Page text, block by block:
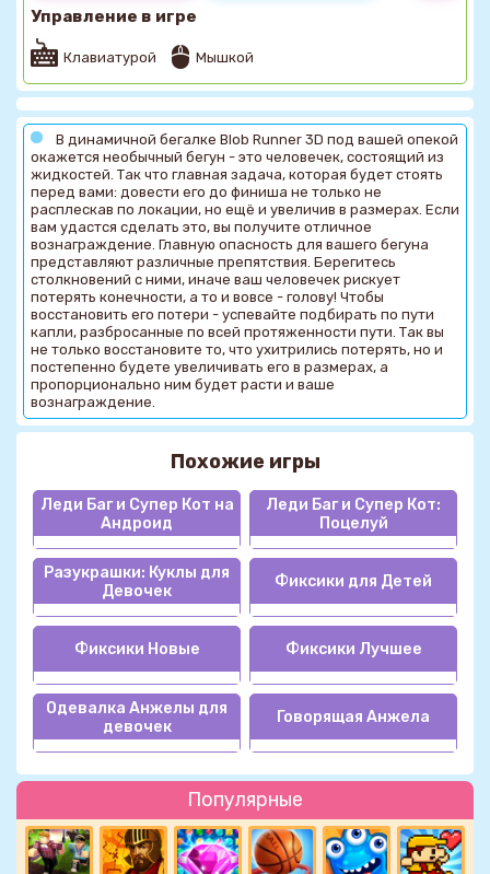
Популярные
Управление в игре
Клавиатурой Мышкой
В динамичной бегалке Blob Runner 3D под вашей опекой
окажется необычный бегун - это человечек, состоящий из
жидкостей. Так что главная задача, которая будет стоять
перед вами: довести его до финиша не только не
расплескав по локации, но ещё и увеличив в размерах. Если
вам удастся сделать это, вы получите отличное
вознаграждение. Главную опасность для вашего бегуна
представляют различные препятствия. Берегитесь
столкновений с ними, иначе ваш человечек рискует
потерять конечности, а то и вовсе - голову! Чтобы
восстановить его потери - успевайте подбирать по пути
капли, разбросанные по всей протяженности пути. Так вы
не только восстановите то, что ухитрились потерять, но и
постепенно будете увеличивать его в размерах, а
пропорционально ним будет расти и ваше
вознаграждение.
Похожие игры
Леди Баг и Супер Кот на
Андроид
Леди Баг и Супер Кот:
Поцелуй
Разукрашки: Куклы для
Девочек
Фиксики для Детей
Фиксики Новые Фиксики Лучшее
Одевалка Анжелы для
девочек
Говорящая Анжела